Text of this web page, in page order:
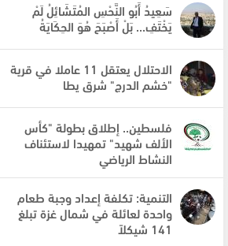
سَعِيدُ أَبُو النَّحْسِ المُتَشَائِلُ لَمْ
يَخْتَفِ... بَلْ أَصْبَحَ هُوَ الحِكَايَةُ
الاحتلال يعتقل 11 عاملا في قرية
"خشم الدرج" شرق يطا
فلسطين.. إطلاق بطولة "كأس
الألف شهيد" تمهيدا لاستئناف
النشاط الرياضي
التنمية: تكلفة إعداد وجبة طعام
واحدة لعائلة في شمال غزة تبلغ
141 شيكلاً